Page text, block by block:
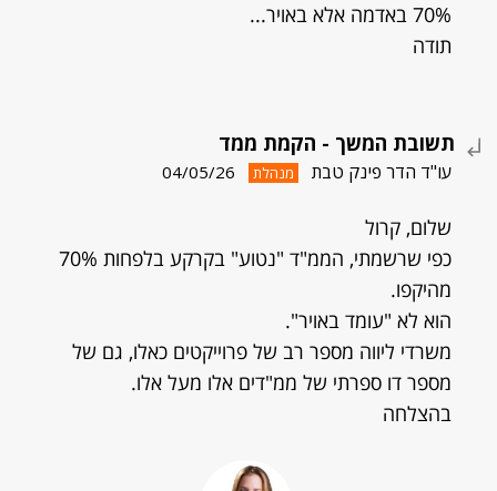
70% באדמה אלא באויר...
תודה
תשובת המשך - הקמת ממד
עו"ד הדר פינק טבת מנהלת 04/05/26
שלום, קרול
כפי שרשמתי, הממ"ד "נטוע" בקרקע בלפחות 70%
מהיקפו.
הוא לא "עומד באויר".
משרדי ליווה מספר רב של פרוייקטים כאלו, גם של
מספר דו ספרתי של ממ"דים אלו מעל אלו.
בהצלחה